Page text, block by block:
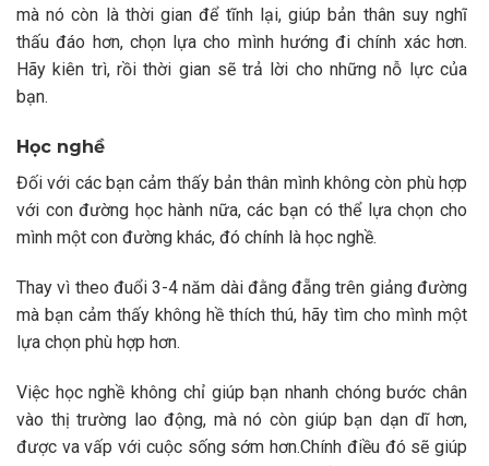
mà nó còn là thời gian để tĩnh lại, giúp bản thân suy nghĩ
thấu đáo hơn, chọn lựa cho mình hướng đi chính xác hơn.
Hãy kiên trì, rồi thời gian sẽ trả lời cho những nỗ lực của
bạn.
Học nghề
Đối với các bạn cảm thấy bản thân mình không còn phù hợp
với con đường học hành nữa, các bạn có thể lựa chọn cho
mình một con đường khác, đó chính là học nghề.
Thay vì theo đuổi 3-4 năm dài đằng đẵng trên giảng đường
mà bạn cảm thấy không hề thích thú, hãy tìm cho mình một
lựa chọn phù hợp hơn.
Việc học nghề không chỉ giúp bạn nhanh chóng bước chân
vào thị trường lao động, mà nó còn giúp bạn dạn dĩ hơn,
được va vấp với cuộc sống sớm hơn.Chính điều đó sẽ giúp